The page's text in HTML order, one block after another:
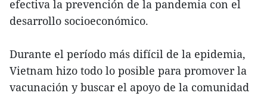
efectiva la prevención de la pandemia con el
desarrollo socioeconómico.
Durante el período más difícil de la epidemia,
Vietnam hizo todo lo posible para promover la
vacunación y buscar el apoyo de la comunidad